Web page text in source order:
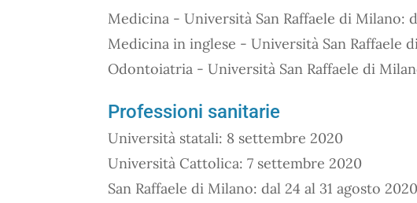
Medicina - Università San Raffaele di Milano:
Medicina in inglese - Università San Raffaele
Odontoiatria - Università San Raffaele di
Professioni sanitarie
Università statali: 8 settembre 2020
Università Cattolica: 7 settembre 2020
San Raffaele di Milano: dal 24 al 31 agosto 2020